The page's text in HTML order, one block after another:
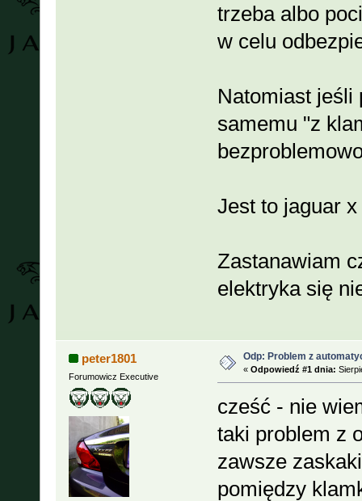
trzeba albo
w celu
Natomiast jeśli
samemu "z
Jest to jaguar
Zastanawiam
elektryka się
peter1801
Forumowicz Executive
Odp: Problem z
« Odpowiedź #1 dnia:
cześć - nie
taki problem z
zawsze
pomiędzy